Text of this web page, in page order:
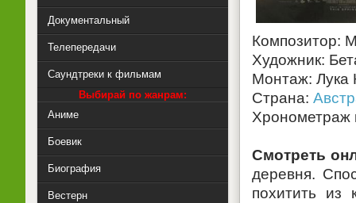
Композитор:
Художник:
Монтаж: Лука
Страна:
Хронометраж
Смотреть
деревня.
похитить из
Документальный
Телепередачи
Саундтреки к фильмам
Выбирай по жанрам:
Аниме
Боевик
Биография
Вестерн